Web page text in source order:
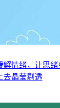
情绪，让思
去晶莹剔透